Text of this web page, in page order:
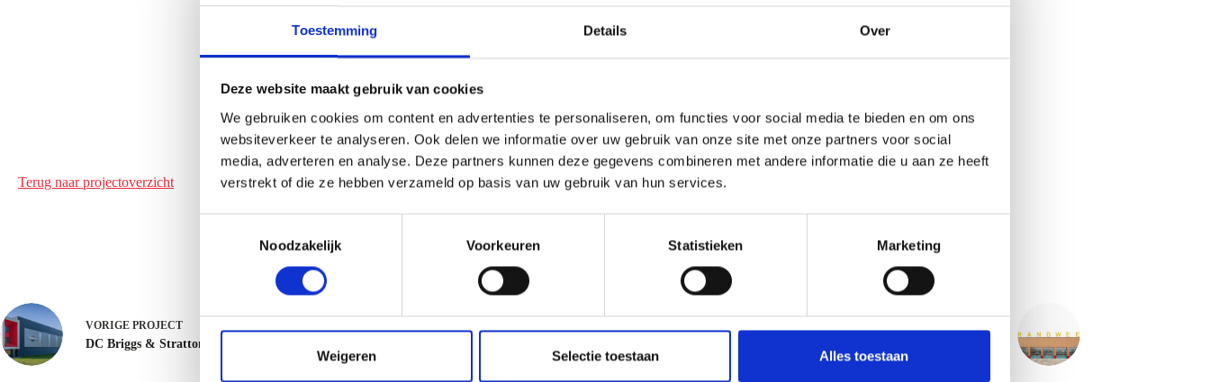
Toestemming Details Over
Deze website maakt gebruik van cookies
We gebruiken cookies om content en advertenties te personaliseren, om functies voor social media te bieden en om ons
websiteverkeer te analyseren. Ook delen we informatie over uw gebruik van onze site met onze partners voor social
media, adverteren en analyse. Deze partners kunnen deze gegevens combineren met andere informatie die u aan ze heeft
verstrekt of die ze hebben verzameld op basis van uw gebruik van hun services.
Noodzakelijk Voorkeuren Statistieken Marketing
Weigeren Selectie toestaan Alles toestaan
Terug naar projectoverzicht
VORIGE PROJECT
DC Briggs & Stratton - Nijmegen/Wijchen